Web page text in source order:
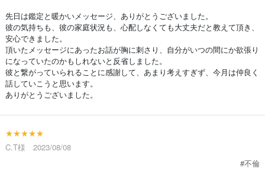
先日は鑑定と暖かいメッセージ、ありがとうございました。
彼の気持ちも、彼の家庭状況も、心配しなくても大丈夫だと教えて頂き、
安心できました。
頂いたメッセージにあったお話が胸に刺さり、自分がいつの間にか欲張り
になっていたのかもしれないと反省しました。
彼と繋がっていられることに感謝して、あまり考えすぎず、今月は仲良く
話していこうと思います。
ありがとうございました。
★★★★★
C.T様 2023/08/08
#不倫